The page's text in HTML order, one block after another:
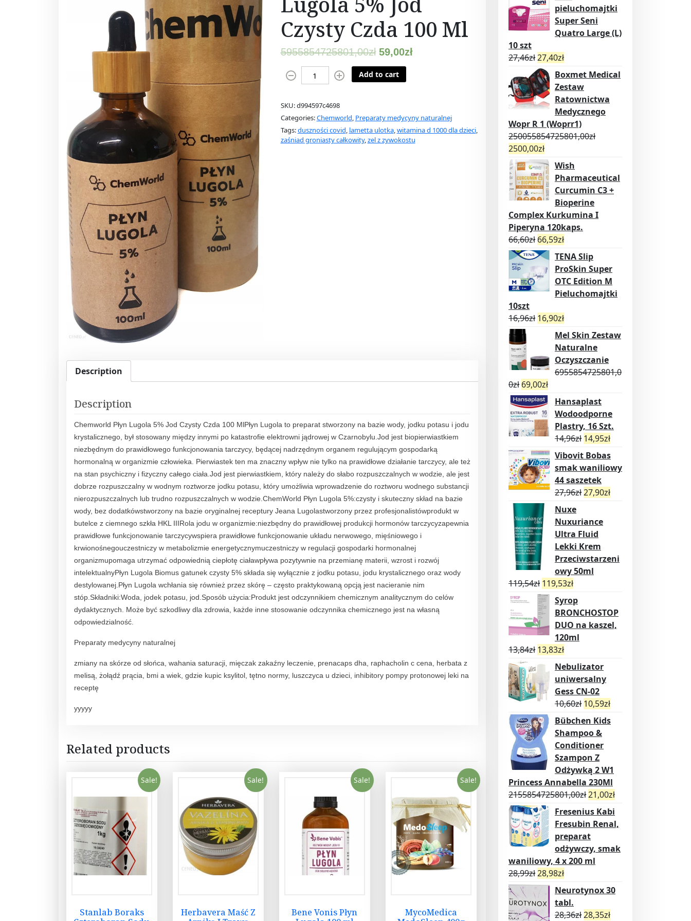
Czysty Czda 100 Ml
5955854725801,00zł 59,00zł
m
w
o
r
z
y
C
z
d
a
1
0
0
M
l
q
u
a
n
t
i
Add to cart
SKU:d994597c4698
Categories:Chemworld, Preparaty medycyny naturalnej
Tags:duszności covid, lametta ulotka,witamina d 1000 dla dzieci,
zaśniad groniasty całkowity,zel z zywokostu
Description
Description
Chemworld Płyn Lugola 5% Jod Czysty Czda 100 MlPłyn Lugola to preparat stworzony na bazie wody, jodku potasu i jodu
krystalicznego, był stosowany między innymi po katastrofie elektrowni jądrowej w Czarnobylu.Jod jest biopierwiastkiem
niezbędnym do prawidłowego funkcjonowania tarczycy, będącej nadrzędnym organem regulującym gospodarką
hormonalną w organizmie człowieka. Pierwiastek ten ma znaczny wpływ nie tylko na prawidłowe działanie tarczycy, ale też
na stan psychiczny i fizyczny całego ciała.Jod jest pierwiastkiem, który należy do słabo rozpuszczalnych w wodzie, ale jest
dobrze rozpuszczalny w wodnym roztworze jodku potasu, który umożliwia wprowadzenie do roztworu wodnego substancji
nierozpuszczalnych lub trudno rozpuszczalnych w wodzie.ChemWorld Płyn Lugola 5%:czysty i skuteczny skład na bazie
wody, bez dodatkówstworzony na bazie oryginalnej receptury Jeana Lugolastworzony przez profesjonalistówprodukt w
butelce z ciemnego szkła HKL IIIRola jodu w organizmie:niezbędny do prawidłowej produkcji hormonów tarczycyzapewnia
prawidłowe funkcjonowanie tarczycywspiera prawidłowe funkcjonowanie układu nerwowego, mięśniowego i
krwionośnegouczestniczy w metabolizmie energetycznymuczestniczy w regulacji gospodarki hormonalnej
organizmupomaga utrzymać odpowiednią ciepłotę ciaławpływa pozytywnie na przemianę materii, wzrost i rozwój
intelektualnyPłyn Lugola Biomus gatunek czysty 5% składa się wyłącznie z jodku potasu, jodu krystalicznego oraz wody
destylowanej.Płyn Lugola wchłania się również przez skórę – często praktykowaną opcją jest nacieranie nim
stóp.Składniki:Woda, jodek potasu, jod.Sposób użycia:Produkt jest odczynnikiem chemicznym analitycznym do celów
dydaktycznych. Może być szkodliwy dla zdrowia, każde inne stosowanie odczynnika chemicznego jest na własną
odpowiedzialność.
Preparaty medycyny naturalnej
zmiany na skórze od słońca, wahania saturacji, mięczak zakaźny leczenie, prenacaps dha, raphacholin c cena, herbata z
melisą, żołądź prącia, bmi a wiek, gdzie kupic ksylitol, tętno normy, luszczyca u dzieci, inhibitory pompy protonowej leki na
receptę
yyyyy
Related products
Sale!
Stanlab Boraks
Sale!
Herbavera Maść Z
Sale!
Bene Vonis Płyn
Sale!
MycoMedica
pieluchomajtki
Super Seni
Quatro Large (L)
10 szt
27,46zł27,40zł
Boxmet Medical
Zestaw
Ratownictwa
Medycznego
Wopr R 1 (Woprr1)
250055854725801,00zł
2500,00zł
Wish
Pharmaceutical
Curcumin C3 +
Bioperine
Complex Kurkumina I
Piperyna 120kaps.
66,60zł 66,59zł
TENA Slip
ProSkin Super
OTC Edition M
Pieluchomajtki
10szt
16,96zł 16,90zł
Mel Skin Zestaw
Naturalne
Oczyszczanie
6955854725801,0
0zł 69,00zł
Hansaplast
Wodoodporne
Plastry, 16 Szt.
14,96zł 14,95zł
Vibovit Bobas
smak waniliowy
44 saszetek
27,96zł27,90zł
Nuxe
Nuxuriance
Ultra Fluid
Lekki Krem
Przeciwstarzeni
owy 50ml
119,54zł 119,53zł
Syrop
BRONCHOSTOP
DUO na kaszel,
120ml
13,84zł 13,83zł
Nebulizator
uniwersalny
Gess CN-02
10,60zł 10,59zł
Bübchen Kids
Shampoo &
Conditioner
Szampon Z
Odżywką 2 W1
Princess Annabella 230Ml
2155854725801,00zł21,00zł
Fresenius Kabi
Fresubin Renal,
preparat
odżywczy, smak
waniliowy, 4 x 200 ml
28,99zł28,98zł
Neurotynox 30
tabl.
28,36zł28,35zł